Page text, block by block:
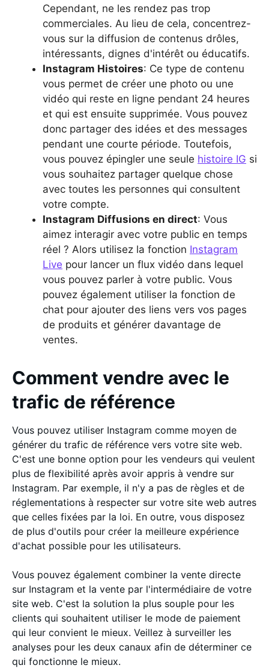
Cependant, ne les rendez pas trop
commerciales. Au lieu de cela, concentrez-
vous sur la diffusion de contenus drôles,
intéressants, dignes d'intérêt ou éducatifs.
Instagram Histoires: Ce type de contenu
vous permet de créer une photo ou une
vidéo qui reste en ligne pendant 24 heures
et qui est ensuite supprimée. Vous pouvez
donc partager des idées et des messages
pendant une courte période. Toutefois,
vous pouvez épingler une seule histoire IG si
vous souhaitez partager quelque chose
avec toutes les personnes qui consultent
votre compte.
Instagram Diffusions en direct: Vous
aimez interagir avec votre public en temps
réel ? Alors utilisez la fonction Instagram
Live pour lancer un flux vidéo dans lequel
vous pouvez parler à votre public. Vous
pouvez également utiliser la fonction de
chat pour ajouter des liens vers vos pages
de produits et générer davantage de
ventes.
Comment vendre avec le
trafic de référence
Vous pouvez utiliser Instagram comme moyen de
générer du trafic de référence vers votre site web.
C'est une bonne option pour les vendeurs qui veulent
plus de flexibilité après avoir appris à vendre sur
Instagram. Par exemple, il n'y a pas de règles et de
réglementations à respecter sur votre site web autres
que celles fixées par la loi. En outre, vous disposez
de plus d'outils pour créer la meilleure expérience
d'achat possible pour les utilisateurs.
Vous pouvez également combiner la vente directe
sur Instagram et la vente par l'intermédiaire de votre
site web. C'est la solution la plus souple pour les
clients qui souhaitent utiliser le mode de paiement
qui leur convient le mieux. Veillez à surveiller les
analyses pour les deux canaux afin de déterminer ce
qui fonctionne le mieux.